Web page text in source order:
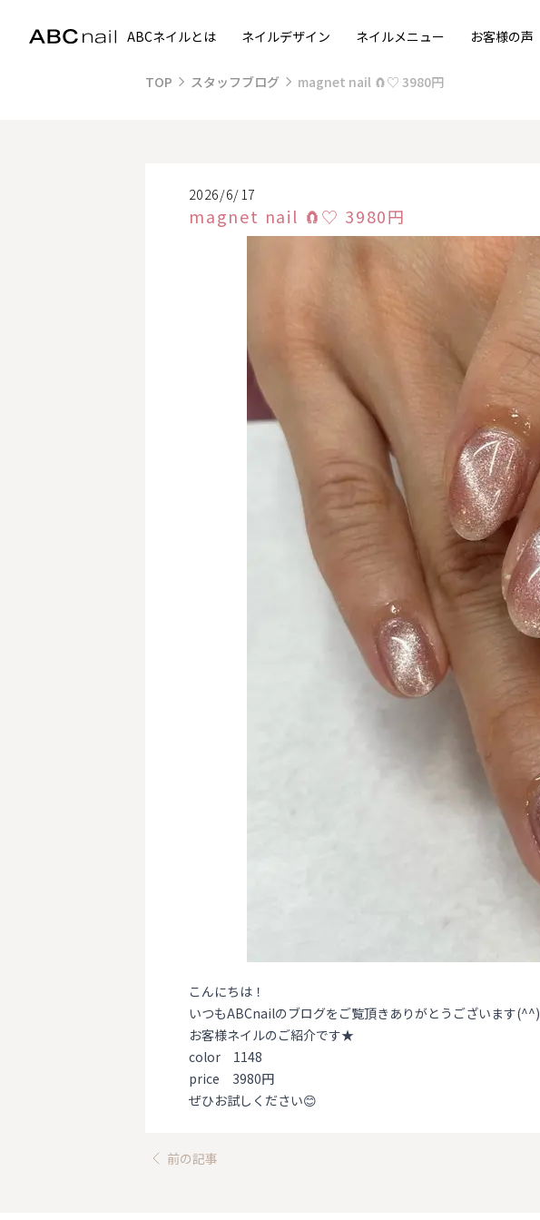
ABCネイルとは ネイルデザイン ネイルメニュー お客様の声
TOP スタッフブログ magnet nail 🧲♡ 3980円
2026/6/17
magnet nail 🧲♡ 3980円
こんにちは！
いつもABCnailのブログをご覧頂きありがとうございます(^^)
お客様ネイルのご紹介です★
color 1148
price 3980円
ぜひお試しください😊
前の記事